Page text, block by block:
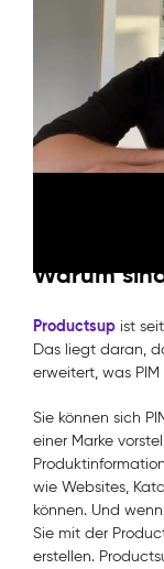
Die
Inspire Konferenz
Partnerschaften
werden. Hier ist
Warum
Productsup ist
Das liegt daran,
erweitert, was
Sie können sich
einer Marke
wie Websites,
können. Und
Sie mit der
erstellen.